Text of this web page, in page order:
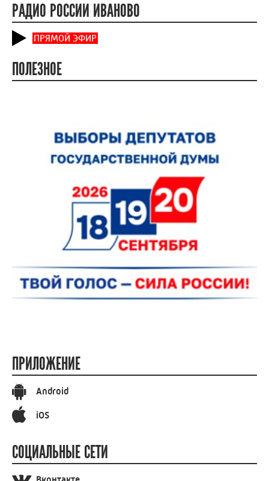
РАДИО РОССИИ ИВАНОВО
ПРЯМОЙ ЭФИР
ПОЛЕЗНОЕ
ПРИЛОЖЕНИЕ
Android
iOS
СОЦИАЛЬНЫЕ СЕТИ